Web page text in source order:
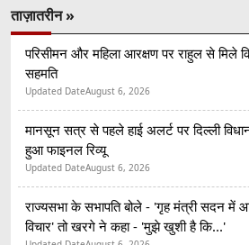
ताज़ातरीन »
परिसीमन और महिला आरक्षण पर राहुल से मिले
सहमति
Updated DateAugust 6, 2026
मानसून सत्र से पहले हाई अलर्ट पर दिल्ली
हुआ फाइनल रिव्यू
Updated DateAugust 6, 2026
राज्यसभा के सभापति बोले - 'गृह मंत्री सदन
विचार' तो खरगे ने कहा - 'मुझे खुशी है कि...'